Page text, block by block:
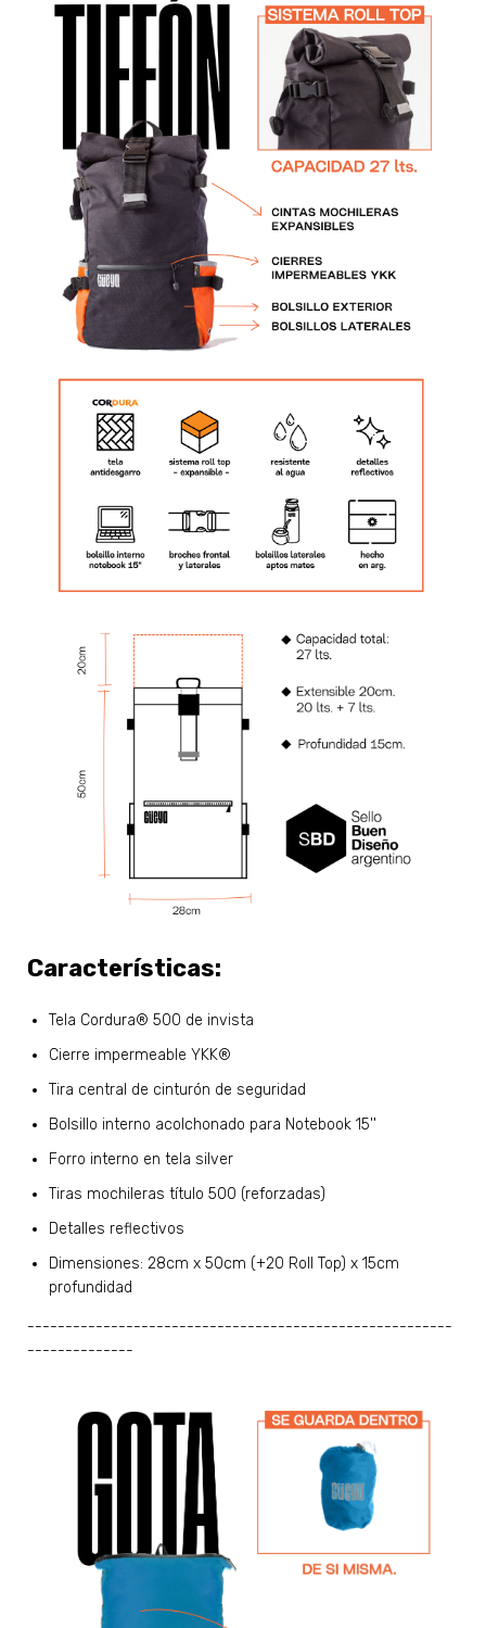
Características:
Tela Cordura® 500 de invista
Cierre impermeable YKK®
Tira central de cinturón de seguridad
Bolsillo interno acolchonado para Notebook 15''
Forro interno en tela silver
Tiras mochileras título 500 (reforzadas)
Detalles reflectivos
Dimensiones: 28cm x 50cm (+20 Roll Top) x 15cm
profundidad
--------------------------------------------------------
--------------